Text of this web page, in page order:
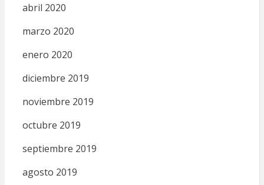
abril 2020
marzo 2020
enero 2020
diciembre 2019
noviembre 2019
octubre 2019
septiembre 2019
agosto 2019